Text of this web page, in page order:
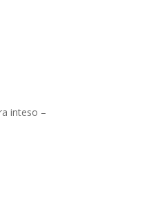
inteso –